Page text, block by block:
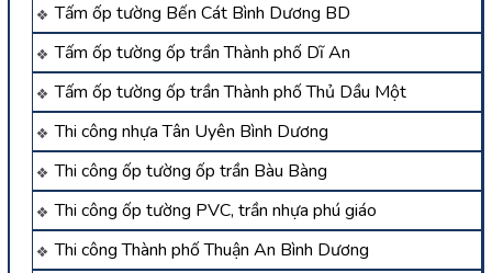
Tấm ốp tường Bến Cát Bình Dương BD
Tấm ốp tường ốp trần Thành phố Dĩ An
Tấm ốp tường ốp trần Thành phố Thủ Dầu Một
Thi công nhựa Tân Uyên Bình Dương
Thi công ốp tường ốp trần Bàu Bàng
Thi công ốp tường PVC, trần nhựa phú giáo
Thi công Thành phố Thuận An Bình Dương